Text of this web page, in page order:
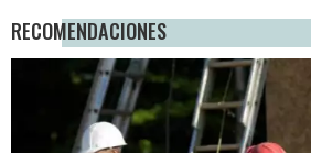
RECOMENDACIONES